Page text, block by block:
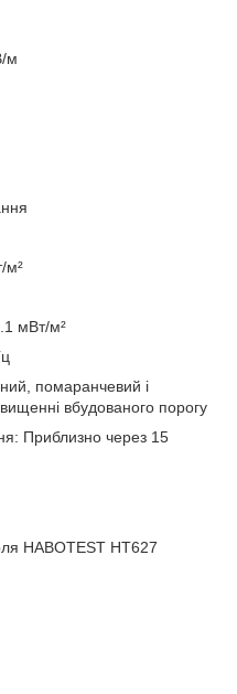
м
м²
мВт/м²
помаранчевий і
вбудованого порогу
Приблизно через 15
HABOTEST HT627